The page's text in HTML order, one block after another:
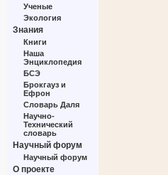
Ученые
Экология
Знания
Книги
Наша
Энциклопедия
БСЭ
Брокгауз и
Ефрон
Словарь Даля
Научно-
Технический
словарь
Научный форум
Научный форум
О проекте